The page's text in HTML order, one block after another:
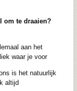
om te draaien?
aan het
waar je voor
is het natuurlijk
altijd